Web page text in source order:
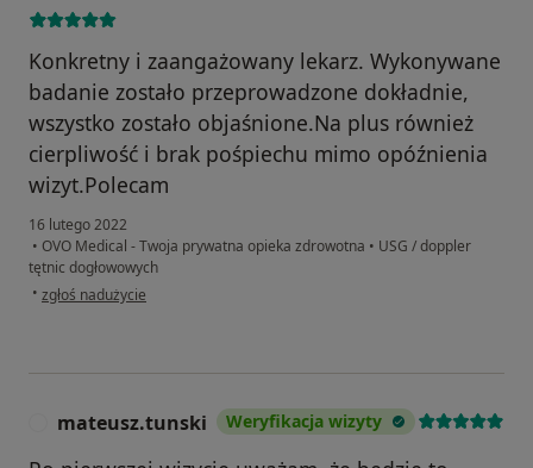
Konkretny i zaangażowany lekarz. Wykonywane
badanie zostało przeprowadzone dokładnie,
wszystko zostało objaśnione.Na plus również
cierpliwość i brak pośpiechu mimo opóźnienia
wizyt.Polecam
16 lutego 2022
• OVO Medical - Twoja prywatna opieka zdrowotna • USG / doppler
tętnic dogłowowych
• w opinii użytkownika Konto zostało usunięte
zgłoś nadużycie
mateusz.tunski Weryfikacja wizyty